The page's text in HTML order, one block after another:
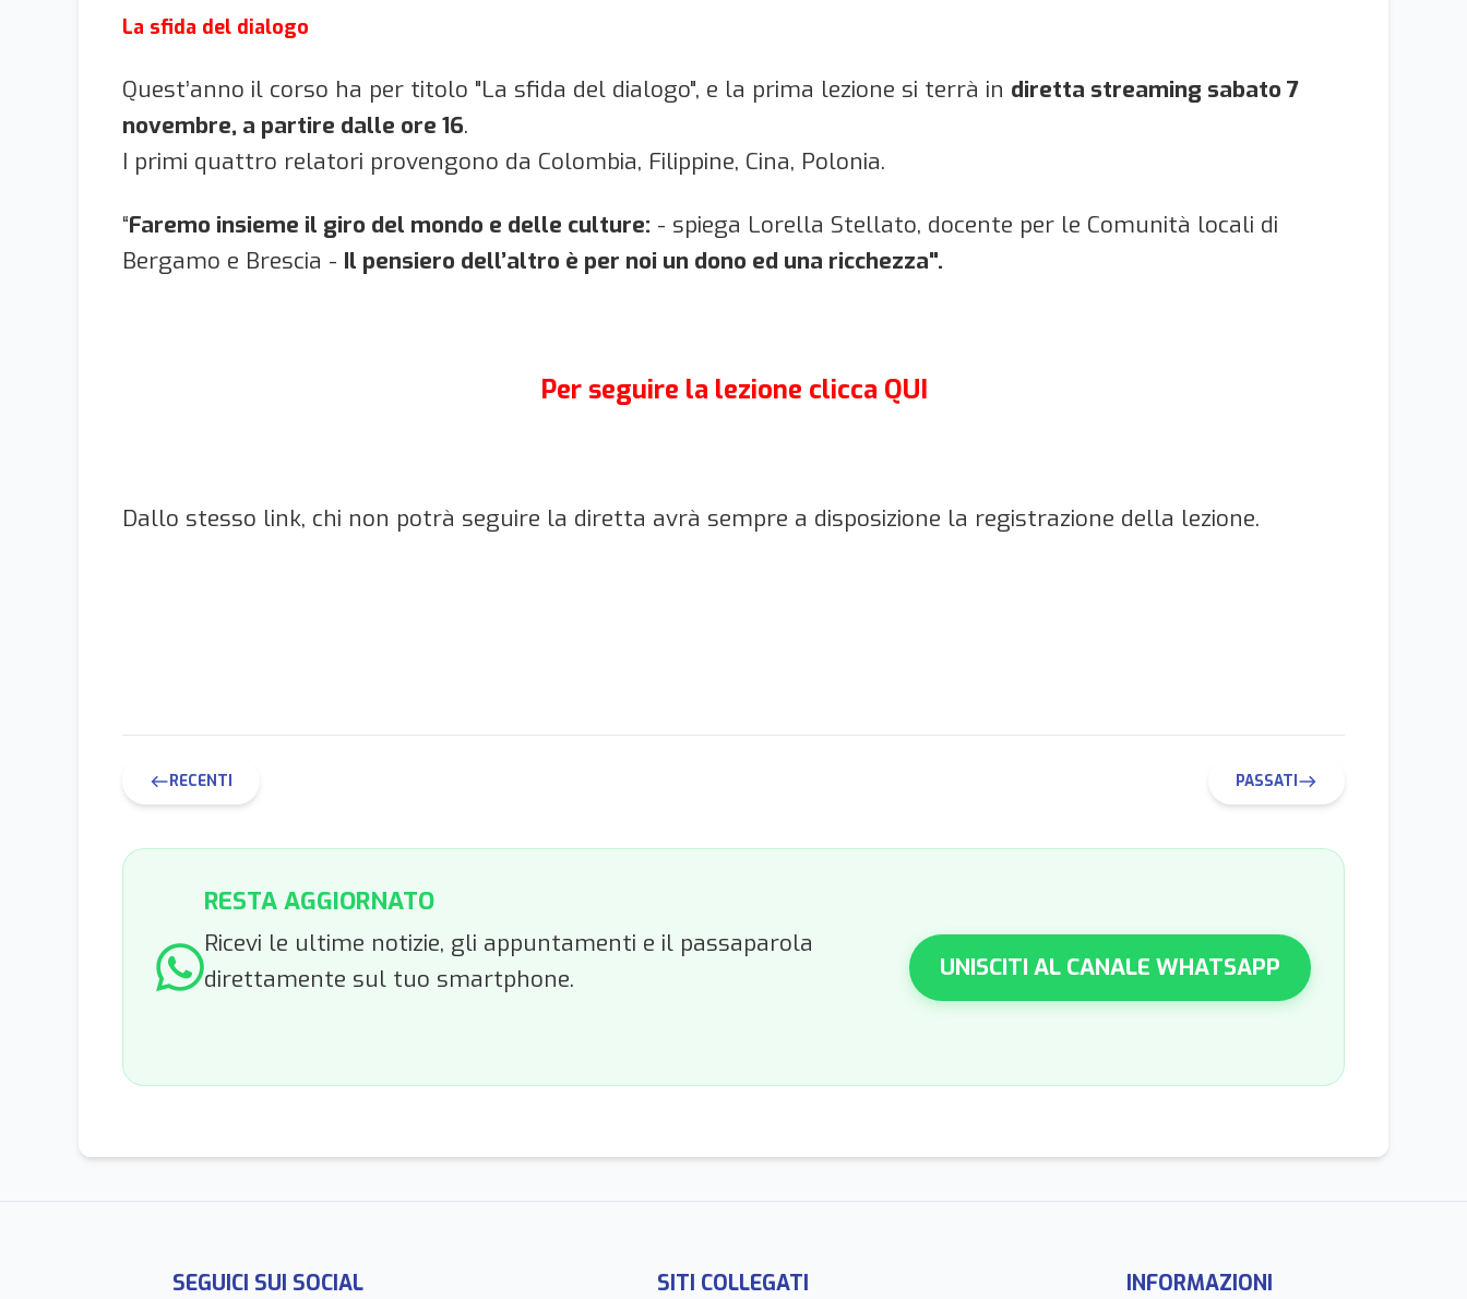
La sfida del dialogo
Quest’anno il corso ha per titolo "La sfida del dialogo", e la prima lezione si terrà in diretta streaming sabato 7
novembre, a partire dalle ore 16.
I primi quattro relatori provengono da Colombia, Filippine, Cina, Polonia.
“Faremo insieme il giro del mondo e delle culture: - spiega Lorella Stellato, docente per le Comunità locali di
Bergamo e Brescia - Il pensiero dell’altro è per noi un dono ed una ricchezza".
Per seguire la lezione clicca QUI
Dallo stesso link, chi non potrà seguire la diretta avrà sempre a disposizione la registrazione della lezione.
westRECENTI PASSATIeast
RESTA AGGIORNATO
Ricevi le ultime notizie, gli appuntamenti e il passaparola
direttamente sul tuo smartphone.
UNISCITI AL CANALE WHATSAPP
SEGUICI SUI SOCIAL SITI COLLEGATI INFORMAZIONI